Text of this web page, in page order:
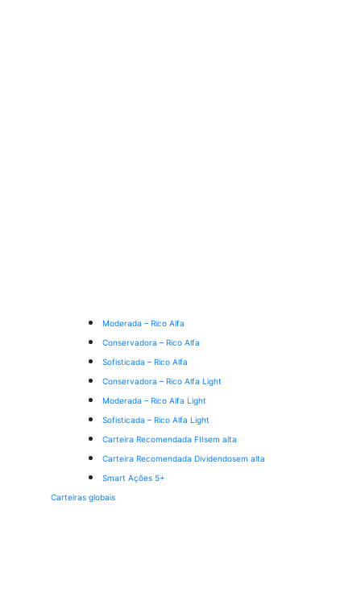
Moderada – Rico Alfa
Conservadora – Rico Alfa
Sofisticada – Rico Alfa
Conservadora – Rico Alfa Light
Moderada – Rico Alfa Light
Sofisticada – Rico Alfa Light
Carteira Recomendada FIIsem alta
Carteira Recomendada Dividendosem alta
Smart Ações 5+
Carteiras globais